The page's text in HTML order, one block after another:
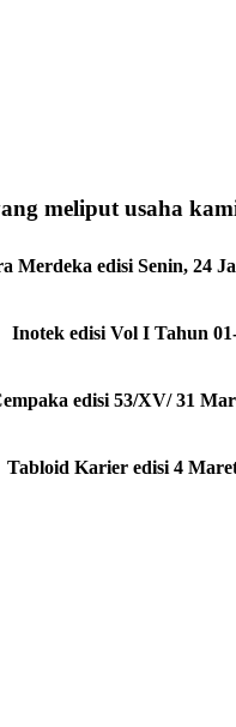
meliput usaha
Merdeka edisi Senin, 24
Inotek edisi Vol I Tahun
edisi 53/XV/ 31
Tabloid Karier edisi 4